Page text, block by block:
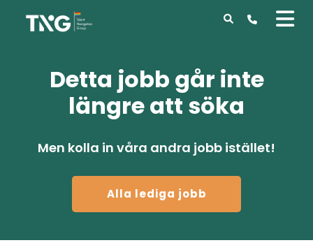
Detta jobb går inte
längre att söka
Men kolla in våra andra jobb istället!
Alla lediga jobb